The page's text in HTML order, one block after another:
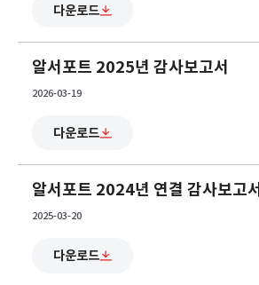
다운로드
알서포트 2025년 감사보고서
2026-03-19
다운로드
알서포트 2024년 연결 감사보고서
2025-03-20
다운로드